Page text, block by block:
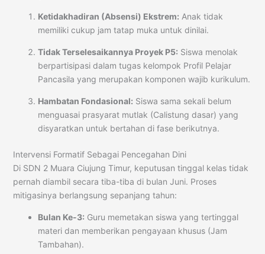
Ketidakhadiran (Absensi) Ekstrem: Anak tidak
memiliki cukup jam tatap muka untuk dinilai.
Tidak Terselesaikannya Proyek P5: Siswa menolak
berpartisipasi dalam tugas kelompok Profil Pelajar
Pancasila yang merupakan komponen wajib kurikulum.
Hambatan Fondasional: Siswa sama sekali belum
menguasai prasyarat mutlak (Calistung dasar) yang
disyaratkan untuk bertahan di fase berikutnya.
Intervensi Formatif Sebagai Pencegahan Dini
Di SDN 2 Muara Ciujung Timur, keputusan tinggal kelas tidak
pernah diambil secara tiba-tiba di bulan Juni. Proses
mitigasinya berlangsung sepanjang tahun:
Bulan Ke-3: Guru memetakan siswa yang tertinggal
materi dan memberikan pengayaan khusus (Jam
Tambahan).